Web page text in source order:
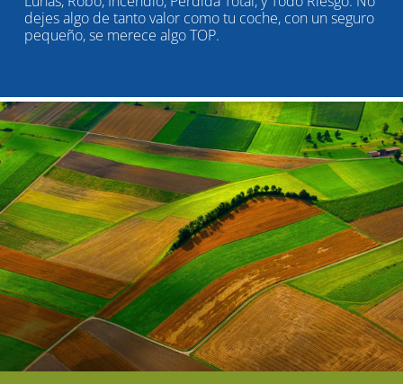
dejes algo de tanto valor como tu coche, con un seguro
pequeño, se merece algo TOP.